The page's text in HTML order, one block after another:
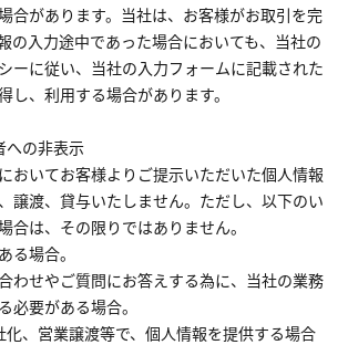
合があります。当社は、お客様がお取引を完
の入力途中であった場合においても、当社の
ーに従い、当社の入力フォームに記載された
し、利用する場合があります。
への非表示
おいてお客様よりご提示いただいた個人情報
譲渡、貸与いたしません。ただし、以下のい
合は、その限りではありません。
る場合。
わせやご質問にお答えする為に、当社の業務
必要がある場合。
、営業譲渡等で、個人情報を提供する場合